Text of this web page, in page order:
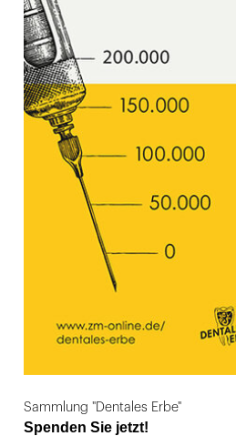
Sammlung "Dentales Erbe"
Spenden Sie jetzt!